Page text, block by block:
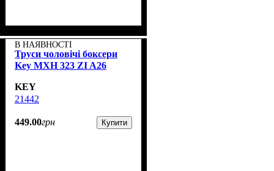
В НАЯВНОСТІ
Труси чоловічі боксери
Key MXH 323 ZI A26
KEY
21442
449.00грн Купити